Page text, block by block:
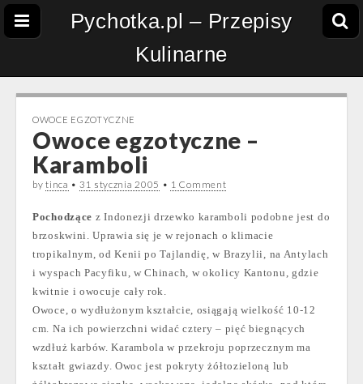
Pychotka.pl – Przepisy
Kulinarne
OWOCE EGZOTYCZNE
Owoce egzotyczne –
Karamboli
bytinca • 31 stycznia 2005 • 1 Comment
Pochodzące z Indonezji drzewko karamboli podobne jest do
brzoskwini. Uprawia się je w rejonach o klimacie
tropikalnym, od Kenii po Tajlandię, w Brazylii, na Antylach
i wyspach Pacyfiku, w Chinach, w okolicy Kantonu, gdzie
kwitnie i owocuje cały rok.
Owoce, o wydłużonym kształcie, osiągają wielkość 10-12
cm. Na ich powierzchni widać cztery – pięć biegnących
wzdłuż karbów. Karambola w przekroju poprzecznym ma
kształt gwiazdy. Owoc jest pokryty żółtozieloną lub